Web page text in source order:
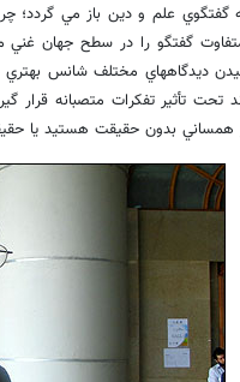
گفتگوي علم و دين باز مي گردد؛
گفتگو را در سطح جهان غني
ديدگاههاي مختلف شانس
تحت تأثير تفكرات متصبانه
همساني بدون حقيقت هستيد يا